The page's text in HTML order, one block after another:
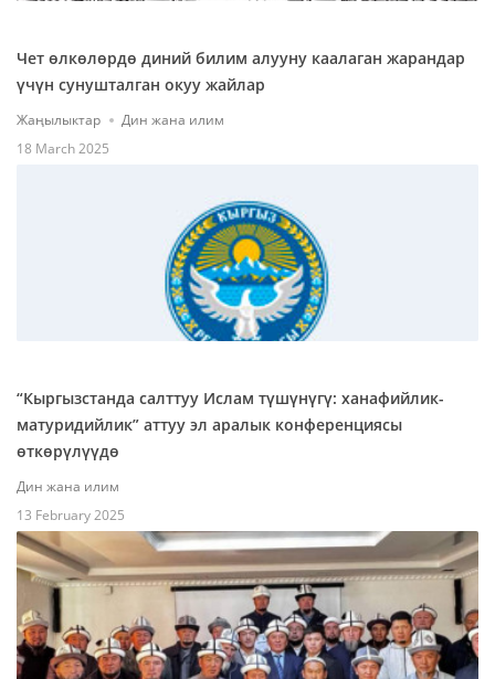
Чет өлкөлөрдө диний билим алууну каалаган жарандар
үчүн сунушталган окуу жайлар
Жаңылыктар
Дин жана илим
18 March 2025
“Кыргызстанда салттуу Ислам түшүнүгү: ханафийлик-
матуридийлик” аттуу эл аралык конференциясы
өткөрүлүүдө
Дин жана илим
13 February 2025